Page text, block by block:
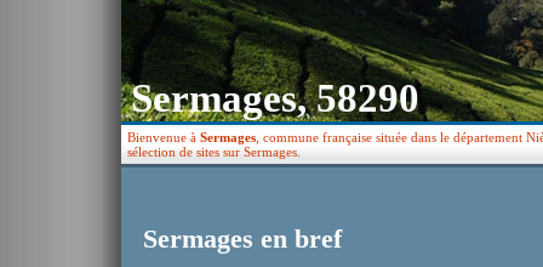
Sermages, 58290
Bienvenue à Sermages , commune française située dans le département
sélection de sites sur Sermages.
Sermages en bref